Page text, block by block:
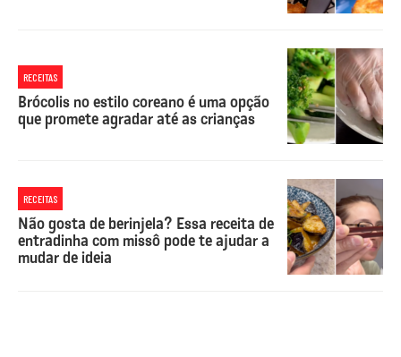
RECEITAS
Brócolis no estilo coreano é uma opção
que promete agradar até as crianças
RECEITAS
Não gosta de berinjela? Essa receita de
entradinha com missô pode te ajudar a
mudar de ideia